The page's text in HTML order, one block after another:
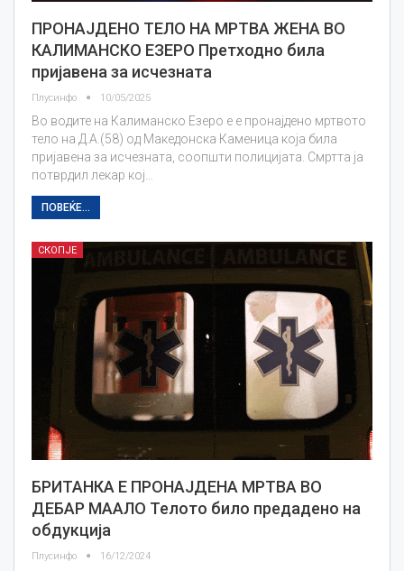
ПРОНАЈДЕНО ТЕЛО НА МРТВА ЖЕНА ВО
КАЛИМАНСКО ЕЗЕРО Претходно била
пријавена за исчезната
Плусинфо 10/05/2025
Во водите на Калиманско Езеро е е пронајдено мртвото
тело на Д.А.(58) од Македонска Каменица која била
пријавена за исчезната, соопшти полицијата. Смртта ја
потврдил лекар кој…
ПОВЕЌЕ...
СКОПЈЕ
БРИТАНКА E ПРОНАЈДЕНА МРТВА ВО
ДЕБАР МААЛО Телото било предадено на
обдукција
Плусинфо 16/12/2024